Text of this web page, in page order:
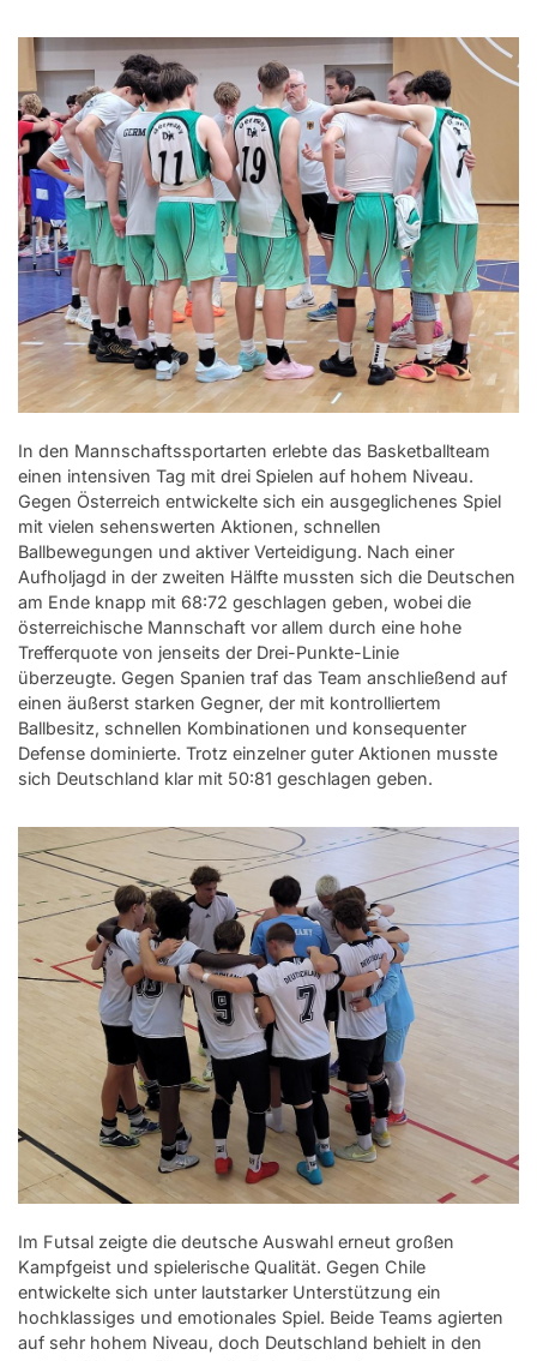
In den Mannschaftssportarten erlebte das Basketballteam
einen intensiven Tag mit drei Spielen auf hohem Niveau.
Gegen Österreich entwickelte sich ein ausgeglichenes Spiel
mit vielen sehenswerten Aktionen, schnellen
Ballbewegungen und aktiver Verteidigung. Nach einer
Aufholjagd in der zweiten Hälfte mussten sich die Deutschen
am Ende knapp mit 68:72 geschlagen geben, wobei die
österreichische Mannschaft vor allem durch eine hohe
Trefferquote von jenseits der Drei-Punkte-Linie
überzeugte. Gegen Spanien traf das Team anschließend auf
einen äußerst starken Gegner, der mit kontrolliertem
Ballbesitz, schnellen Kombinationen und konsequenter
Defense dominierte. Trotz einzelner guter Aktionen musste
sich Deutschland klar mit 50:81 geschlagen geben.
Im Futsal zeigte die deutsche Auswahl erneut großen
Kampfgeist und spielerische Qualität. Gegen Chile
entwickelte sich unter lautstarker Unterstützung ein
hochklassiges und emotionales Spiel. Beide Teams agierten
auf sehr hohem Niveau, doch Deutschland behielt in den